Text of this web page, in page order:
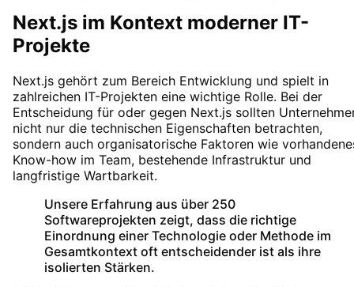
Next.js im Kontext moderner IT-
Projekte
Next.js gehört zum Bereich Entwicklung und spielt in
zahlreichen IT-Projekten eine wichtige Rolle. Bei der
Entscheidung für oder gegen Next.js sollten
nicht nur die technischen Eigenschaften betrachten,
sondern auch organisatorische Faktoren wie
Know-how im Team, bestehende Infrastruktur und
langfristige Wartbarkeit.
Unsere Erfahrung aus über 250
Softwareprojekten zeigt, dass die richtige
Einordnung einer Technologie oder Methode im
Gesamtkontext oft entscheidender ist als ihre
isolierten Stärken.